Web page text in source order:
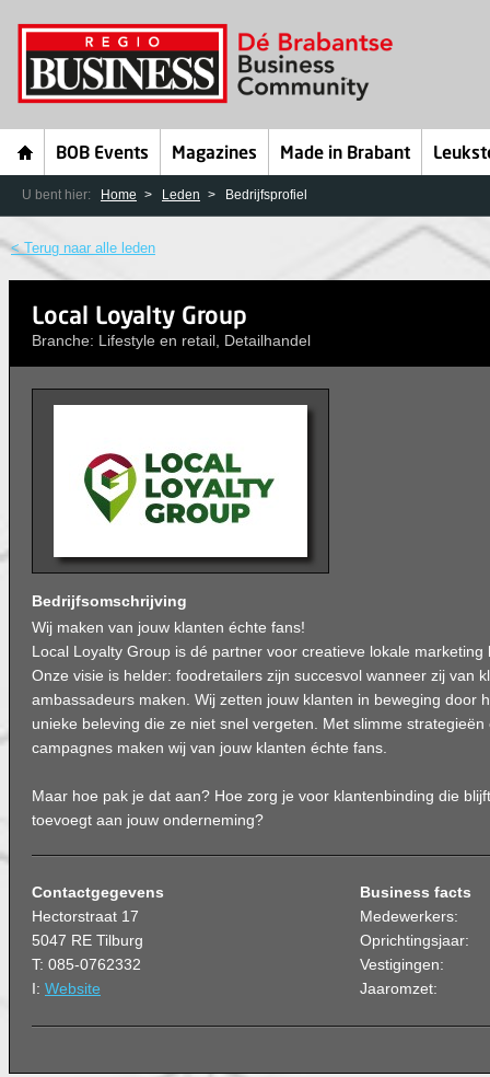
BOB Events Magazines Made in Brabant
U bent hier: Home Leden Bedrijfsprofiel
< Terug naar alle leden
Local Loyalty Group
Branche: Lifestyle en retail, Detailhandel
Bedrijfsomschrijving
Wij maken van jouw klanten échte fans!
Local Loyalty Group is dé partner voor creatieve lokale marketing
Onze visie is helder: foodretailers zijn succesvol wanneer zij van
ambassadeurs maken. Wij zetten jouw klanten in beweging door
unieke beleving die ze niet snel vergeten. Met slimme strategieën
campagnes maken wij van jouw klanten échte fans.
Maar hoe pak je dat aan? Hoe zorg je voor klantenbinding die
toevoegt aan jouw onderneming?
Contactgegevens
Hectorstraat 17
5047 RE Tilburg
T: 085-0762332
I: Website
Business facts
Medewerkers:
Oprichtingsjaar:
Vestigingen:
Jaaromzet: